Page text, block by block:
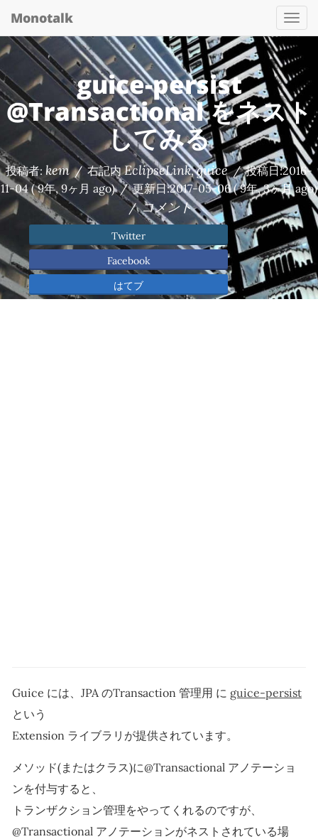
Monotalk
guice-persist
@Transactional をネスト
してみる
投稿者: kem / 右記内EclipseLink,guice / 投稿日:2016-
11-04( 9年, 9ヶ月 ago) / 更新日:2017-05-06( 9年, 3ヶ月 ago)
/ コメント
Twitter
Facebook
はてブ
Guice には、JPA のTransaction 管理用 に guice-persist
という
Extension ライブラリが提供されています。
メソッド(またはクラス)に@Transactional アノテーショ
ンを付与すると、
トランザクション管理をやってくれるのですが、
@Transactional アノテーションがネストされている場